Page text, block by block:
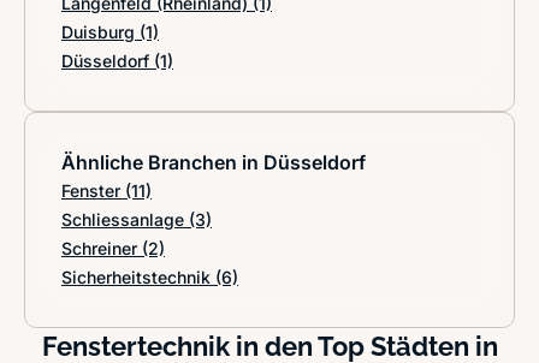
Duisburg (1)
Düsseldorf (1)
Ähnliche Branchen in Düsseldorf
Fenster (11)
Schliessanlage (3)
Schreiner (2)
Sicherheitstechnik (6)
Fenstertechnik in den Top Städten in